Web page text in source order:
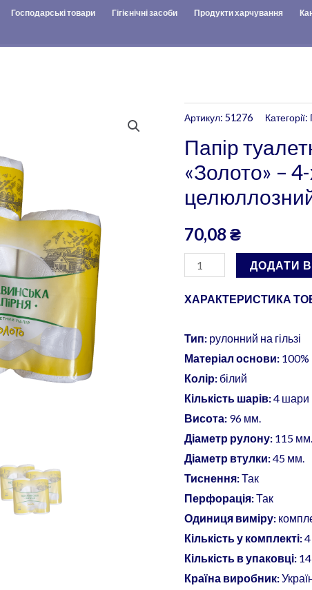
Господарські товари Гігієнічні засоби Продукти харчування
Артикул:51276 Категорії:
Папір
«Золото» –
70,08₴
Папір
на
гільзі
«Золото»
4-
х
шаровий,
целюллозний,
4
рул.уп.
кількість
ДОДАТИ
ХАРАКТЕРИСТИКА
Тип: рулонний на гільзі
Матеріал основи:
Колір: білий
Кількість шарів:4 шари
Висота: 96 мм.
Діаметр рулону: 115
Діаметр втулки:45 мм.
Тиснення:Так
Перфорація:Так
Одиниця виміру:
Кількість у комплекті:
Кількість в упаковці:
Країна виробник: